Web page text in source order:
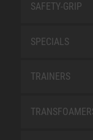
SAFETY-GRIP
SPECIALS
TRAINERS